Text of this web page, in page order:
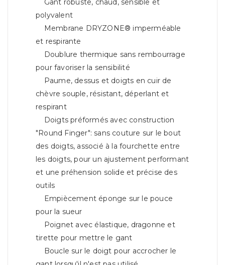
Gant robuste, chaud, sensible et
polyvalent
Membrane DRYZONE® imperméable
et respirante
Doublure thermique sans rembourrage
pour favoriser la sensibilité
Paume, dessus et doigts en cuir de
chèvre souple, résistant, déperlant et
respirant
Doigts préformés avec construction
"Round Finger": sans couture sur le bout
des doigts, associé à la fourchette entre
les doigts, pour un ajustement performant
et une préhension solide et précise des
outils
Empiècement éponge sur le pouce
pour la sueur
Poignet avec élastique, dragonne et
tirette pour mettre le gant
Boucle sur le doigt pour accrocher le